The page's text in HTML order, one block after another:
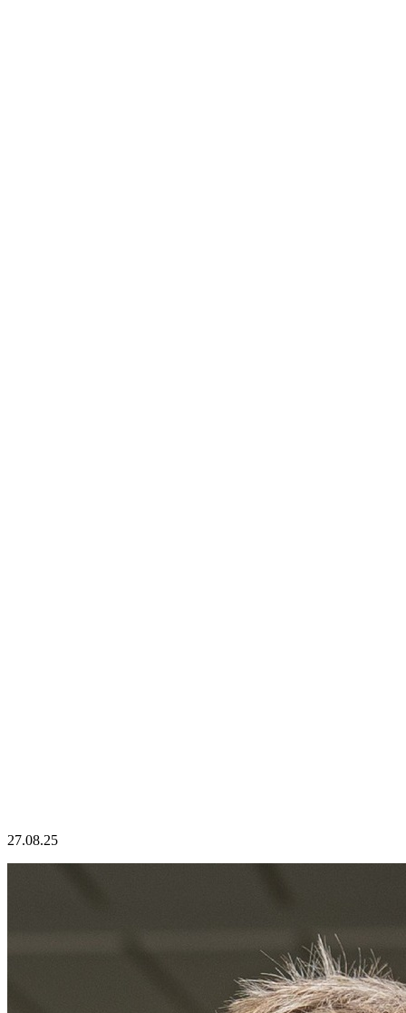
27.08.25